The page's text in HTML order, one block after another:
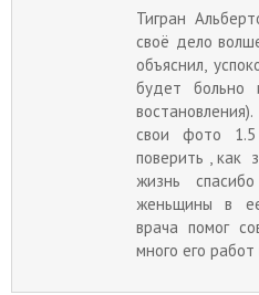
Тигран
своё дело
объяснил,
будет больно
свои фото
поверить , как
жизнь
женьщины в
врача помог
много его работ